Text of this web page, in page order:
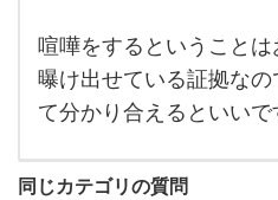
らい
の大
喧嘩
喧嘩をするということ
曝け出せている証拠な
て分かり合えるといいで
同じカテゴリの質問